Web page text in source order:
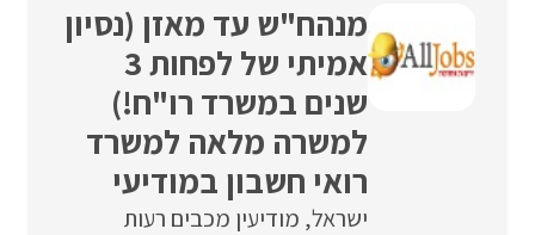
מנהח"ש עד מאזן (נסיון
אמיתי של לפחות 3
שנים במשרד רו"ח!)
למשרה מלאה למשרד
רואי חשבון במודיעי
ישראל מודיעין מכבים רעות